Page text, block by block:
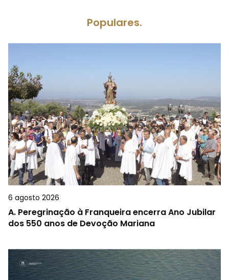
Populares.
6 agosto 2026
A. Peregrinação à Franqueira encerra Ano Jubilar
dos 550 anos de Devoção Mariana